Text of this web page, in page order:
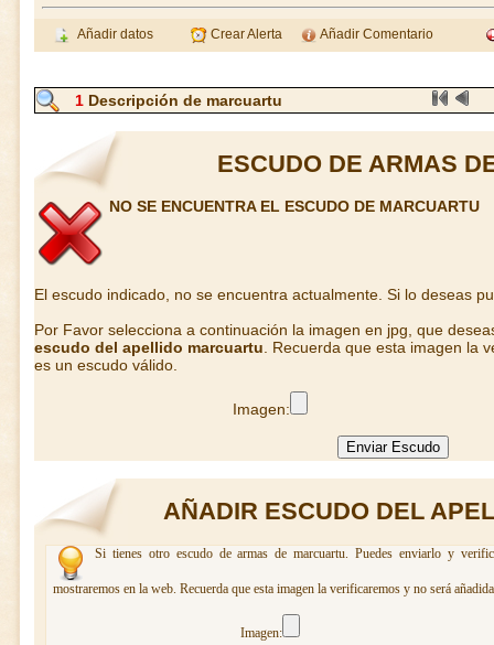
Añadir datos Crear Alerta Añadir Comentario
1 Descripción de marcuartu
ESCUDO DE ARMAS
NO SE ENCUENTRA EL ESCUDO DE MARCUARTU
El escudo indicado, no se encuentra actualmente. Si lo deseas
Por Favor selecciona a continuación la imagen en jpg, que
escudo del apellido marcuartu . Recuerda que esta imagen la
es un escudo válido.
Imagen:
AÑADIR ESCUDO DEL
Si tienes otro escudo de armas de marcuartu. Puedes enviarlo y
mostraremos en la web. Recuerda que esta imagen la verificaremos y no será
Imagen: